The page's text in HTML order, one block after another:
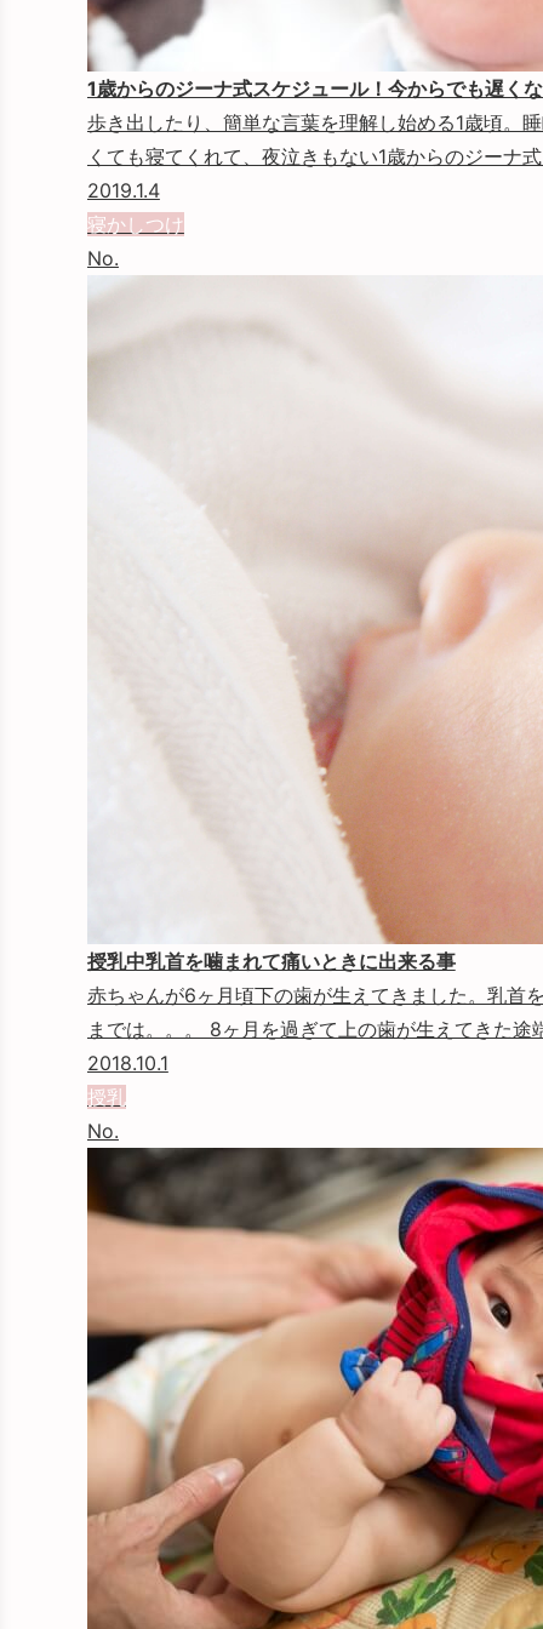
1歳からのジーナ式スケジュール！今からでも遅く
歩き出したり、簡単な言葉を理解し始める1歳頃。
くても寝てくれて、夜泣きもない1歳からのジーナ
2019.1.4
寝かしつけ
No.
授乳中乳首を噛まれて痛いときに出来る事
赤ちゃんが6ヶ月頃下の歯が生えてきました。乳首
までは。。。 8ヶ月を過ぎて上の歯が生えてきた途
2018.10.1
授乳
No.